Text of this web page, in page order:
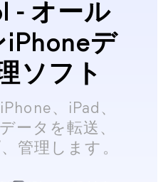
- オール
iPhoneデ
ソフト
、iPad、
ータを転送、
管理します。